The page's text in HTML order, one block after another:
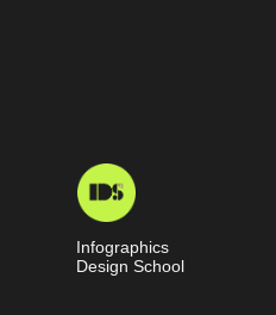
Infographics
Design School